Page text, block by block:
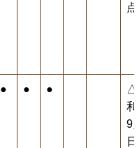
● ● ●
△
9